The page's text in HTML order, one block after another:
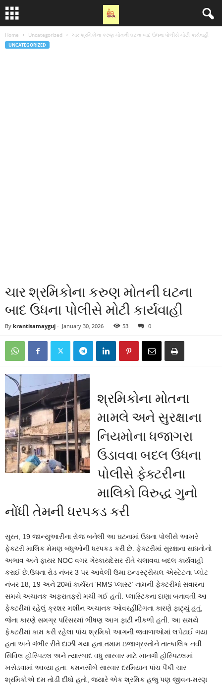
Home Uncategorized ચાર શ્રમિકોના કરુણ મોતની ઘટના બાદ ઉધના પોલીસે મોટી કાર્યવાહી
UNCATEGORIZED
ચાર શ્રમિકોના કરુણ મોતની ઘટના
બાદ ઉધના પોલીસે મોટી કાર્યવાહી
By krantisamayguj - January 30, 2026 53 0
શ્રમિકોના મોતના
મામલે અને સુરક્ષાના
નિયમોના ધજાગરા
ઉડાવવા બદલ ઉધના
પોલીસે ફેક્ટરીના
માલિકો વિરુદ્ધ ગુનો
નોંધી તેમની ધરપકડ કરી
સુરત, 19 જાન્યુઆરીના રોજ બનેલી આ ઘટનામાં ઉધના પોલીસે આખરે
ફેકટરી માલિક મેમણ બંધુઓની ધરપકડ કરી છે. ફેક્ટરીમાં સુરક્ષાના સાધનોનો
અભાવ અને ફાયર NOC વગર ગેરકાયદેસર રીતે ચલાવવા બદલ કાર્યવાહી
કરાઈ છે.ઉધના રોડ નંબર 3 પર આવેલી ઉમા ઇન્ડસ્ટ્રીયલ એસ્ટેટના પ્લોટ
નંબર 18, 19 અને 20માં કાર્યરત ‘RMS પ્લાસ્ટ’ નામની ફેક્ટરીમાં સવારના
સમયે અચાનક અફરાતફરી મચી ગઈ હતી. પ્લાસ્ટિકના દાણા બનાવતી આ
ફેક્ટરીમાં રહેલું ક્રશર મશીન અચાનક ઓવરહીટિંગના કારણે ફાટ્યું હતું,
જેના કારણે સમગ્ર પરિસરમાં ભીષણ આગ ફાટી નીકળી હતી. આ સમયે
ફેક્ટરીમાં કામ કરી રહેલા પાંચ શ્રમિકો આગની જ્વાળાઓમાં લપેટાઈ ગયા
હતા અને ગંભીર રીતે દાઝી ગયા હતા.તમામ ઇજાગ્રસ્તોને તાત્કાલિક નવી
સિવિલ હોસ્પિટલ અને ત્યારબાદ વધુ સારવાર માટે ખાનગી હોસ્પિટલમાં
ખસેડવામાં આવ્યા હતા. કમનસીબે સારવાર દરમિયાન પાંચ પૈકી ચાર
શ્રમિકોએ દમ તોડી દીધો હતો, જ્યારે એક શ્રમિક હજુ પણ જીવન-મરણ